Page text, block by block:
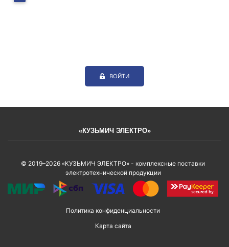
ВОЙТИ
«КУЗЬМИЧ ЭЛЕКТРО»
© 2019–2026 «КУЗЬМИЧ ЭЛЕКТРО» - комплексные поставки
электротехнической продукции
Политика конфиденциальности
Карта сайта